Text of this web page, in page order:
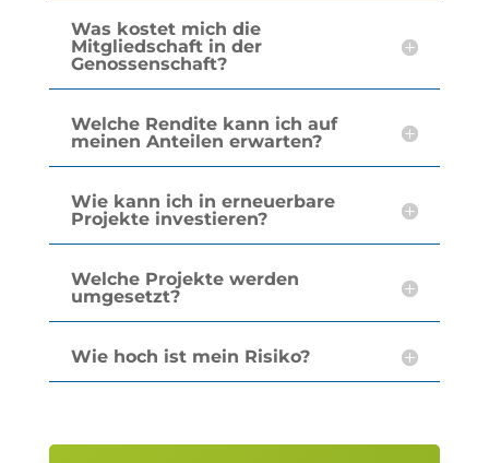
Was kostet mich die
Mitgliedschaft in der
Genossenschaft?
Welche Rendite kann ich auf
meinen Anteilen erwarten?
Wie kann ich in erneuerbare
Projekte investieren?
Welche Projekte werden
umgesetzt?
Wie hoch ist mein Risiko?